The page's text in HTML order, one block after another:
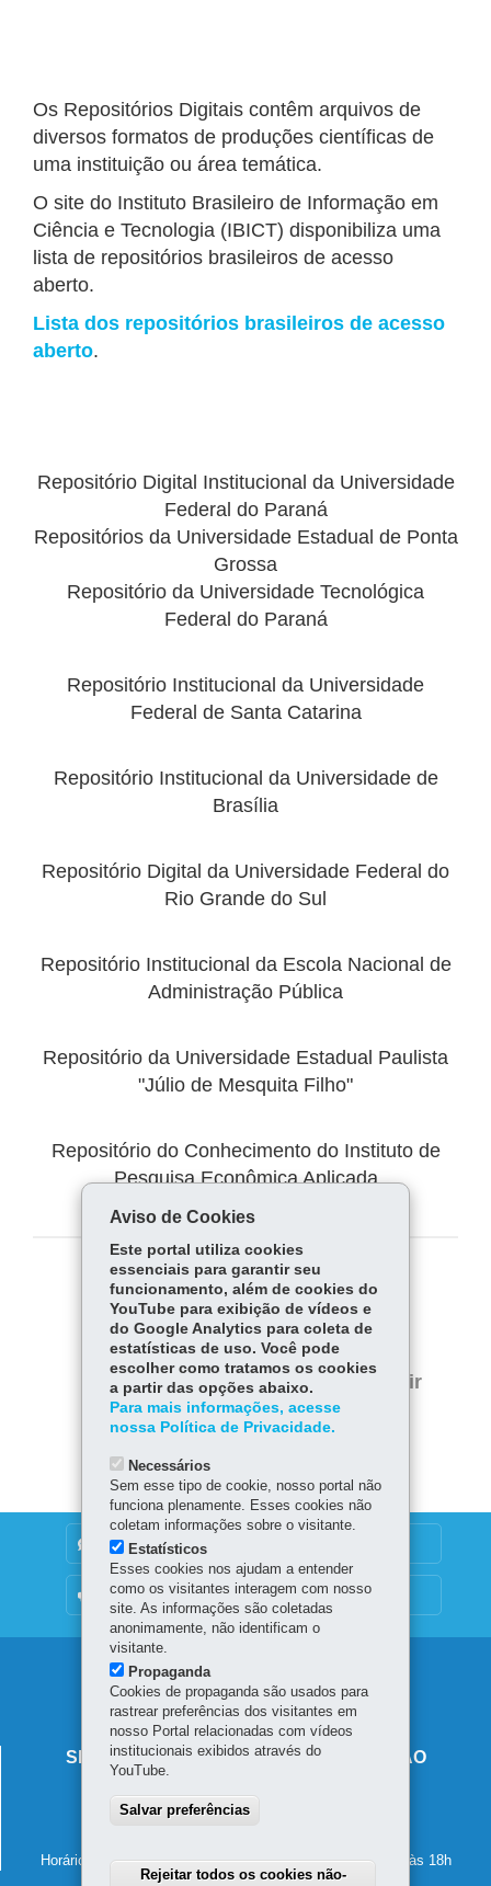
Os Repositórios Digitais contêm arquivos de
diversos formatos de produções científicas de
uma instituição ou área temática.
O site do Instituto Brasileiro de Informação em
Ciência e Tecnologia (IBICT) disponibiliza uma
lista de repositórios brasileiros de acesso
aberto.
Lista dos repositórios brasileiros de acesso
aberto.
Repositório Digital Institucional da Universidade
Federal do Paraná
Repositórios da Universidade Estadual de Ponta
Grossa
Repositório da Universidade Tecnológica
Federal do Paraná
Repositório Institucional da Universidade
Federal de Santa Catarina
Repositório Institucional da Universidade de
Brasília
Repositório Digital da Universidade Federal do
Rio Grande do Sul
Repositório Institucional da Escola Nacional de
Administração Pública
Repositório da Universidade Estadual Paulista
"Júlio de Mesquita Filho"
Repositório do Conhecimento do Instituto de
Pesquisa Econômica Aplicada
COMPARTILHE:
Fa
ce
bo
ok
Tw
itt
er
W
ha
ts
Ap
p
Voltar Início
Imprimir
Baixar
DENUNCIE CORRUPÇÃO
OUVIDORIA
Navegação
principal
SECRETARIA DE ESTADO DA EDUCAÇÃO
80610-011-Curitiba
Horário de atendimento: de segunda a sexta-feira, das 8h às 18h
Aviso de Cookies
Este portal utiliza cookies
essenciais para garantir seu
funcionamento, além de cookies do
YouTube para exibição de vídeos e
do Google Analytics para coleta de
estatísticas de uso. Você pode
escolher como tratamos os cookies
a partir das opções abaixo.
Para mais informações, acesse
nossa Política de Privacidade.
Necessários
Sem esse tipo de cookie, nosso portal não
funciona plenamente. Esses cookies não
coletam informações sobre o visitante.
Estatísticos
Esses cookies nos ajudam a entender
como os visitantes interagem com nosso
site. As informações são coletadas
anonimamente, não identificam o
visitante.
Propaganda
Cookies de propaganda são usados para
rastrear preferências dos visitantes em
nosso Portal relacionadas com vídeos
institucionais exibidos através do
YouTube.
Salvar preferências
Rejeitar todos os cookies não-